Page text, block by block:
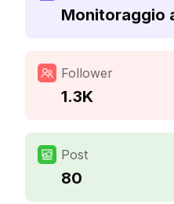
Monitoraggio
Follower
1.3K
Post
80